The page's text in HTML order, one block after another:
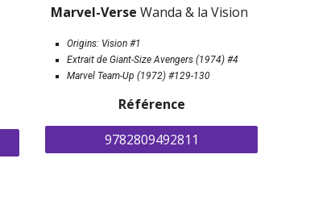
Marvel-Verse Wanda & la Vision
Origins: Vision #1
Extrait de Giant-Size Avengers (1974) #4
Marvel Team-Up (1972) #129-130
Référence
9782809492811